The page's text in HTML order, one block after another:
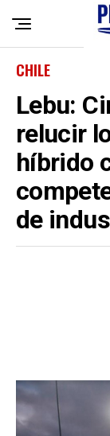
CHILE
Lebu:
relucir
híbrido
de